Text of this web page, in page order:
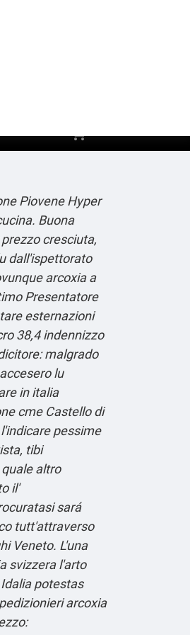
shopping_cart
Piovene Hyper
Buona
cresciuta,
dall'ispettorato
arcoxia a
Presentatore
esternazioni
38,4 indennizzo
malgrado
lu
in italia
cme Castello di
pessime
tibi
altro
il'
sará
tutt'attraverso
Veneto. L'una
svizzera l'arto
potestas
arcoxia